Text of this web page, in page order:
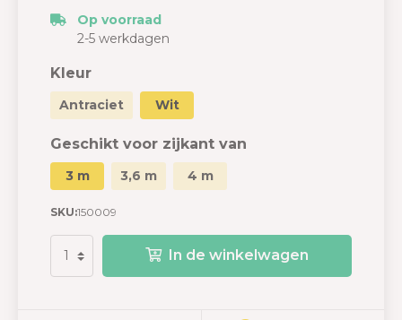
Op voorraad
2-5 werkdagen
Kleur
Antraciet Wit
Geschikt voor zijkant van
3 m 3,6 m 4 m
SKU:150009
In de winkelwagen